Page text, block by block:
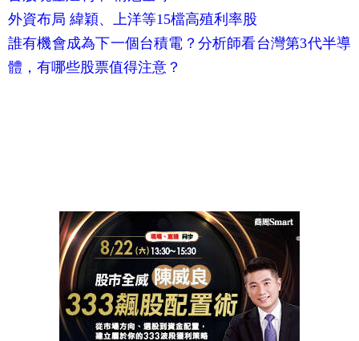
外資布局 緯穎、上洋等15檔高殖利率股
誰有機會成為下一個台積電？分析師看台灣第3代半導
體，有哪些股票值得注意？